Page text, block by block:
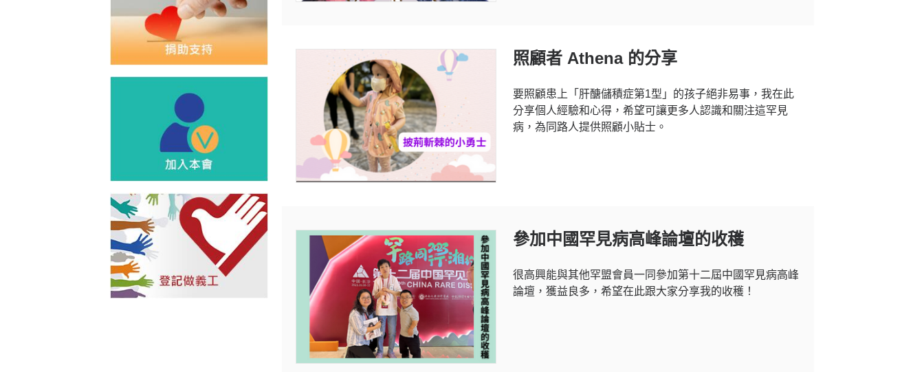
照顧者 Athena 的分享
要照顧患上「肝醣儲積症第1型」的孩子絕非易事，我在此
分享個人經驗和心得，希望可讓更多人認識和關注這罕見
病，為同路人提供照顧小貼士。
參加中國罕見病高峰論壇的收穫
很高興能與其他罕盟會員一同參加第十二屆中國罕見病高峰
論壇，獲益良多，希望在此跟大家分享我的收穫！